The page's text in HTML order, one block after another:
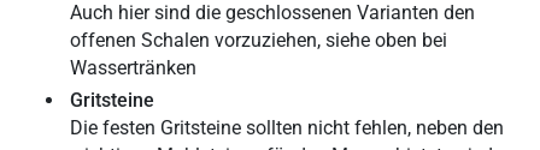
Auch hier sind die geschlossenen Varianten den
offenen Schalen vorzuziehen, siehe oben bei
Wassertränken
Gritsteine
Die festen Gritsteine sollten nicht fehlen, neben den